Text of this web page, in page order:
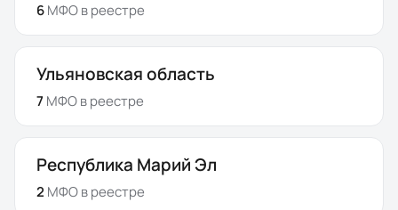
6МФОв реестре
Ульяновская область
7 МФОв реестре
Республика Марий Эл
2 МФОв реестре